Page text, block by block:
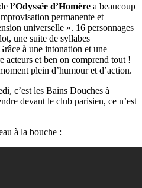
l’Odyssée d’Homère a beaucoup
permanente et
universelle ». 16 personnages
une suite de syllabes
à une intonation et une
acteurs et ben on comprend tout !
plein d’humour et d’action.
c’est les Bains Douches à
devant le club parisien, ce n’est
à la bouche :